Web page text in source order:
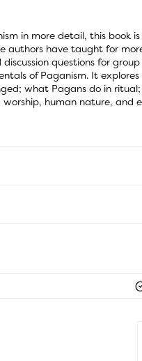
in more detail, this book
authors have taught for
questions for
of Paganism. It
what Pagans do in
human nature, and